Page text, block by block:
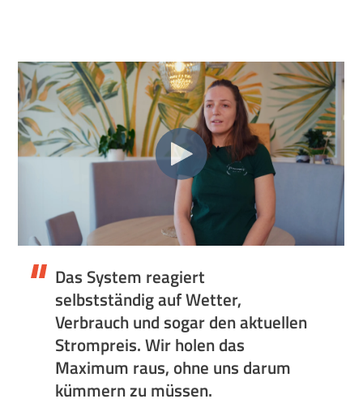
Das System reagiert
selbstständig auf Wetter,
Verbrauch und sogar den aktuellen
Strompreis. Wir holen das
Maximum raus, ohne uns darum
kümmern zu müssen.